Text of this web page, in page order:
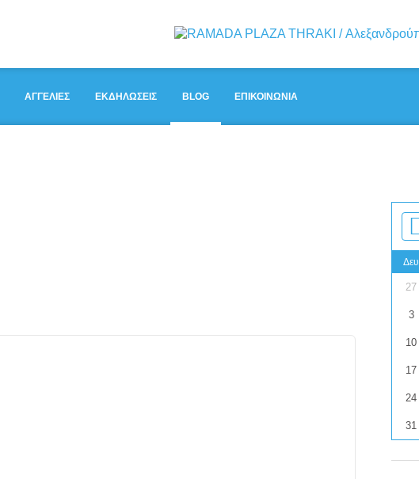
ΑΓΓΕΛΊΕΣ ΕΚΔΗΛΏΣΕΙΣ BLOG ΕΠΙΚΟΙΝΩΝΊΑ
Δευ
27
3
10
17
24
31